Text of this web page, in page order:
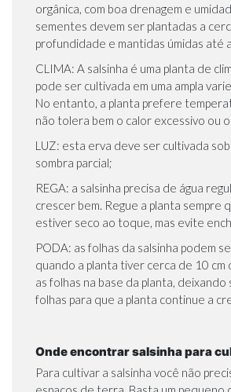
orgânica, com boa drenagem e
sementes devem ser plantadas a
profundidade e mantidas úmidas até
CLIMA: A salsinha é uma planta de
pode ser cultivada em uma ampla
No entanto, a planta prefere
não tolera bem o calor excessivo ou
LUZ: esta erva deve ser cultivada
sombra parcial;
REGA: a salsinha precisa de água
crescer bem. Regue a planta sempre
estiver seco ao toque, mas evite
PODA: as folhas da salsinha podem
quando a planta tiver cerca de 10
as folhas na base da planta, deixando
folhas para que a planta continue a
Onde encontrar salsinha para
Para cultivar a salsinha você não